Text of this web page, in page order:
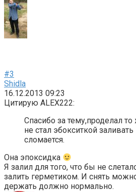
#3
Shidla
16.12.2013 09:23
Цитирую ALEX222:
Спасибо за тему,проделал
не стал эбокситкой
сломается.
Она эпоксидка
Я залил для того, что бы не
залить герметиком. И снять
держать должно нормально.